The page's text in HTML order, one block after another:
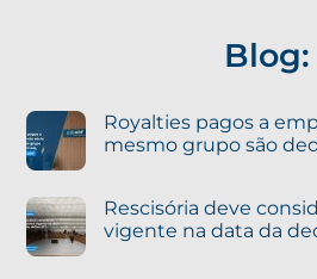
Blog:
Royalties pagos a
mesmo grupo são
Rescisória deve
vigente na data da